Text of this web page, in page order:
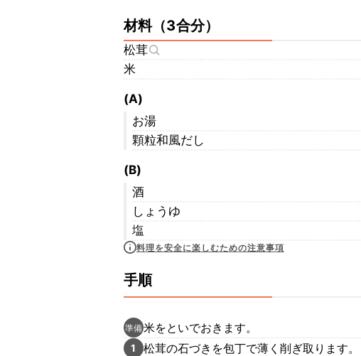
材料（3合分）
松茸
米
(A)
お湯
顆粒和風だし
(B)
酒
しょうゆ
塩
料理を安全に楽しむための注意事項
手順
準備米をといでおきます。
1 松茸の石づきを包丁で薄く削ぎ取ります。